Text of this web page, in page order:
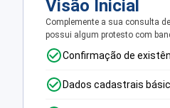
Visão Inicial
Complemente a sua consulta
possui algum protesto com
Confirmação de
Dados cadastrais